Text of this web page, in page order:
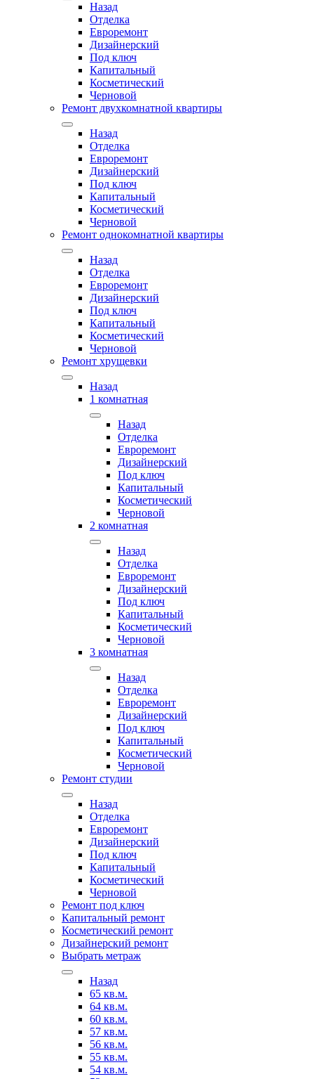
Назад
Отделка
Евроремонт
Дизайнерский
Под ключ
Капитальный
Косметический
Черновой
Ремонт двухкомнатной квартиры
Назад
Отделка
Евроремонт
Дизайнерский
Под ключ
Капитальный
Косметический
Черновой
Ремонт однокомнатной квартиры
Назад
Отделка
Евроремонт
Дизайнерский
Под ключ
Капитальный
Косметический
Черновой
Ремонт хрущевки
Назад
1 комнатная
Назад
Отделка
Евроремонт
Дизайнерский
Под ключ
Капитальный
Косметический
Черновой
2 комнатная
Назад
Отделка
Евроремонт
Дизайнерский
Под ключ
Капитальный
Косметический
Черновой
3 комнатная
Назад
Отделка
Евроремонт
Дизайнерский
Под ключ
Капитальный
Косметический
Черновой
Ремонт студии
Назад
Отделка
Евроремонт
Дизайнерский
Под ключ
Капитальный
Косметический
Черновой
Ремонт под ключ
Капитальный ремонт
Косметический ремонт
Дизайнерский ремонт
Выбрать метраж
Назад
65 кв.м.
64 кв.м.
60 кв.м.
57 кв.м.
56 кв.м.
55 кв.м.
54 кв.м.